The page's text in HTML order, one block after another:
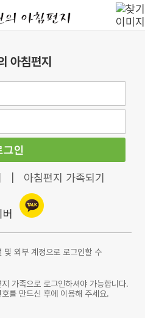
아침편지
그인
아침편지 가족되기
및 외부 계정으로 로그인할 수
가족으로 로그인하셔야 가능합니다.
를 만드신 후에 이용해 주세요.